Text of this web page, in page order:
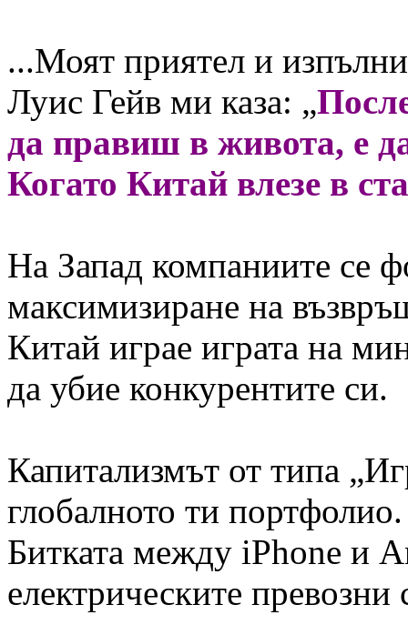
...Моят приятел и
Луис Гейв ми каза: „
да правиш в живота, е
Когато Китай влезе в
На Запад компаниите се
максимизиране на
Китай играе играта на
да убие конкурентите си.
Капитализмът от типа
глобалното ти портфолио.
Битката между iPhone и
електрическите превозни